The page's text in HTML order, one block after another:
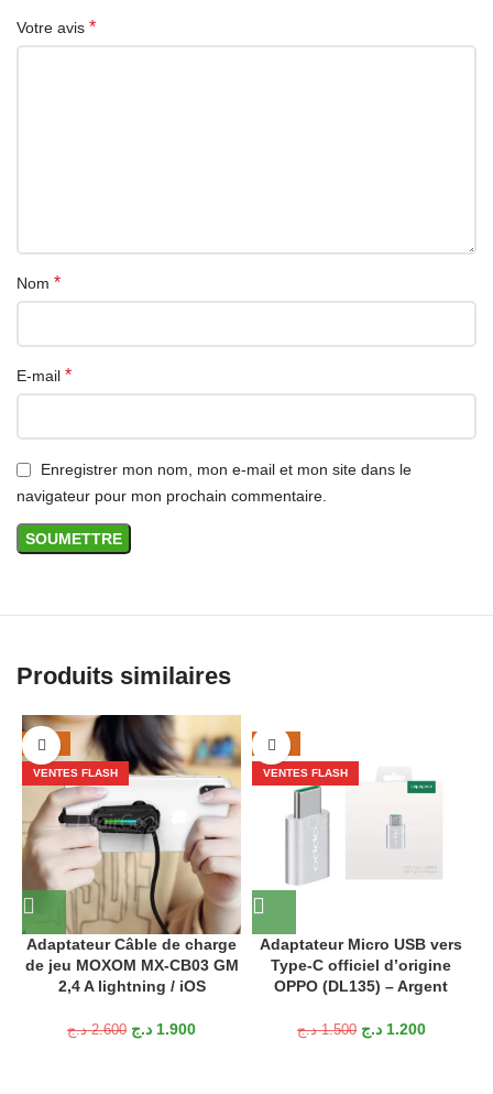
Votre avis *
Nom *
E-mail *
Enregistrer mon nom, mon e-mail et mon site dans le
navigateur pour mon prochain commentaire.
Produits similaires
-27%
VENTES FLASH
Adaptateur Câble de charge
de jeu MOXOM MX-CB03 GM
2,4 A lightning / iOS
2.600 د.ج 1.900 د.ج
-20%
VENTES FLASH
Adaptateur Micro USB vers
Type-C officiel d’origine
OPPO (DL135) – Argent
1.500 د.ج 1.200 د.ج